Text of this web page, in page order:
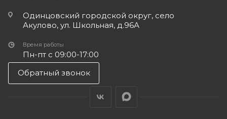
Одинцовский городской округ, село
Акулово, ул. Школьная, д.96А
Время работы
Пн-пт с 09:00-17:00
Обратный звонок